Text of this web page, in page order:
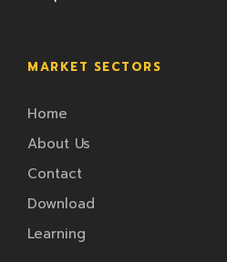
MARKET SECTORS
Home
About Us
Contact
Download
Learning